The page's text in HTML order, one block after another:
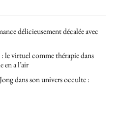
délicieusement décalée avec
virtuel comme thérapie dans
en a l’air
dans son univers occulte :